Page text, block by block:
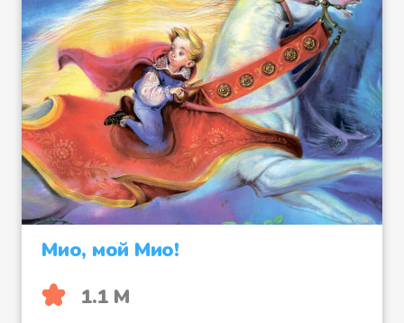
Мио, мой Мио!
1.1 М